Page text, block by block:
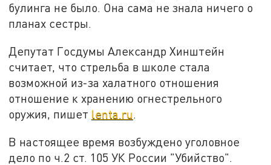
булинга не было. Она сама не знала ничего о
планах сестры.
Депутат Госдумы Александр Хинштейн
считает, что стрельба в школе стала
возможной из-за халатного отношения
отношение к хранению огнестрельного
оружия, пишет lenta.ru.
В настоящее время возбуждено уголовное
дело по ч.2 ст. 105 УК России "Убийство".